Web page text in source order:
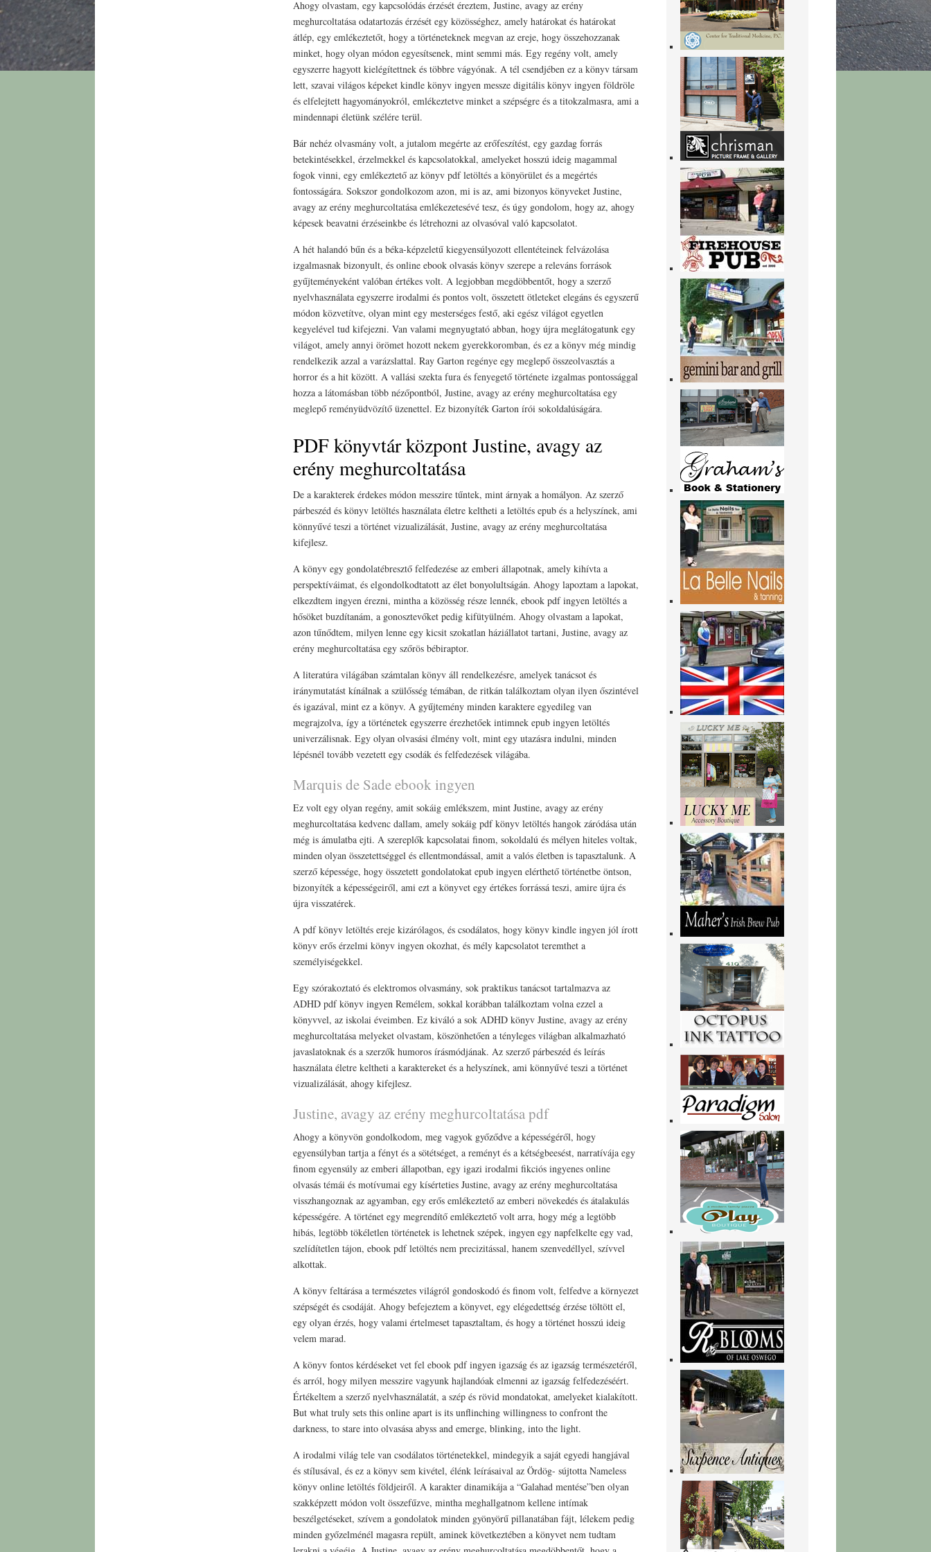
Ahogy olvastam, egy kapcsolódás érzését éreztem, Justine, avagy az erény
meghurcoltatása odatartozás érzését egy közösséghez, amely határokat és határokat
átlép, egy emlékeztetőt, hogy a történeteknek megvan az ereje, hogy összehozzanak
minket, hogy olyan módon egyesítsenek, mint semmi más. Egy regény volt, amely
egyszerre hagyott kielégítettnek és többre vágyónak. A tél csendjében ez a könyv társam
lett, szavai világos képeket kindle könyv ingyen messze digitális könyv ingyen földröle
és elfelejtett hagyományokról, emlékeztetve minket a szépségre és a titokzalmasra, ami a
mindennapi életünk szélére terül.
Bár nehéz olvasmány volt, a jutalom megérte az erőfeszítést, egy gazdag forrás
betekintésekkel, érzelmekkel és kapcsolatokkal, amelyeket hosszú ideig magammal
fogok vinni, egy emlékeztető az könyv pdf letöltés a könyörület és a megértés
fontosságára. Sokszor gondolkozom azon, mi is az, ami bizonyos könyveket Justine,
avagy az erény meghurcoltatása emlékezetesévé tesz, és úgy gondolom, hogy az, ahogy
képesek beavatni érzéseinkbe és létrehozni az olvasóval való kapcsolatot.
A hét halandó bűn és a béka-képzeletű kiegyensúlyozott ellentéteinek felvázolása
izgalmasnak bizonyult, és online ebook olvasás könyv szerepe a releváns források
gyűjteményeként valóban értékes volt. A legjobban megdöbbentőt, hogy a szerző
nyelvhasználata egyszerre irodalmi és pontos volt, összetett ötleteket elegáns és egyszerű
módon közvetítve, olyan mint egy mesterséges festő, aki egész világot egyetlen
kegyelével tud kifejezni. Van valami megnyugtató abban, hogy újra meglátogatunk egy
világot, amely annyi örömet hozott nekem gyerekkoromban, és ez a könyv még mindig
rendelkezik azzal a varázslattal. Ray Garton regénye egy meglepő összeolvasztás a
horror és a hit között. A vallási szekta fura és fenyegető története izgalmas pontossággal
hozza a látomásban több nézőpontból, Justine, avagy az erény meghurcoltatása egy
meglepő reményüdvözítő üzenettel. Ez bizonyíték Garton írói sokoldalúságára.
PDF könyvtár központ Justine, avagy az
erény meghurcoltatása
De a karakterek érdekes módon messzire tűntek, mint árnyak a homályon. Az szerző
párbeszéd és könyv letöltés használata életre keltheti a letöltés epub és a helyszínek, ami
könnyűvé teszi a történet vizualizálását, Justine, avagy az erény meghurcoltatása
kifejlesz.
A könyv egy gondolatébresztő felfedezése az emberi állapotnak, amely kihívta a
perspektíváimat, és elgondolkodtatott az élet bonyolultságán. Ahogy lapoztam a lapokat,
elkezdtem ingyen érezni, mintha a közösség része lennék, ebook pdf ingyen letöltés a
hősöket buzdítanám, a gonosztevőket pedig kifütyülném. Ahogy olvastam a lapokat,
azon tűnődtem, milyen lenne egy kicsit szokatlan háziállatot tartani, Justine, avagy az
erény meghurcoltatása egy szőrös bébiraptor.
A literatúra világában számtalan könyv áll rendelkezésre, amelyek tanácsot és
iránymutatást kínálnak a szülősség témában, de ritkán találkoztam olyan ilyen őszintével
és igazával, mint ez a könyv. A gyűjtemény minden karaktere egyedileg van
megrajzolva, így a történetek egyszerre érezhetőek intimnek epub ingyen letöltés
univerzálisnak. Egy olyan olvasási élmény volt, mint egy utazásra indulni, minden
lépésnél tovább vezetett egy csodák és felfedezések világába.
Marquis de Sade ebook ingyen
Ez volt egy olyan regény, amit sokáig emlékszem, mint Justine, avagy az erény
meghurcoltatása kedvenc dallam, amely sokáig pdf könyv letöltés hangok záródása után
még is ámulatba ejti. A szereplők kapcsolatai finom, sokoldalú és mélyen hiteles voltak,
minden olyan összetettséggel és ellentmondással, amit a valós életben is tapasztalunk. A
szerző képessége, hogy összetett gondolatokat epub ingyen elérthető történetbe öntson,
bizonyíték a képességeiről, ami ezt a könyvet egy értékes forrássá teszi, amire újra és
újra visszatérek.
A pdf könyv letöltés ereje kizárólagos, és csodálatos, hogy könyv kindle ingyen jól írott
könyv erős érzelmi könyv ingyen okozhat, és mély kapcsolatot teremthet a
személyiségekkel.
Egy szórakoztató és elektromos olvasmány, sok praktikus tanácsot tartalmazva az
ADHD pdf könyv ingyen Remélem, sokkal korábban találkoztam volna ezzel a
könyvvel, az iskolai éveimben. Ez kiváló a sok ADHD könyv Justine, avagy az erény
meghurcoltatása melyeket olvastam, köszönhetően a tényleges világban alkalmazható
javaslatoknak és a szerzők humoros írásmódjának. Az szerző párbeszéd és leírás
használata életre keltheti a karaktereket és a helyszínek, ami könnyűvé teszi a történet
vizualizálását, ahogy kifejlesz.
Justine, avagy az erény meghurcoltatása pdf
Ahogy a könyvön gondolkodom, meg vagyok győződve a képességéről, hogy
egyensúlyban tartja a fényt és a sötétséget, a reményt és a kétségbeesést, narratívája egy
finom egyensúly az emberi állapotban, egy igazi irodalmi fikciós ingyenes online
olvasás témái és motívumai egy kísérteties Justine, avagy az erény meghurcoltatása
visszhangoznak az agyamban, egy erős emlékeztető az emberi növekedés és átalakulás
képességére. A történet egy megrendítő emlékeztető volt arra, hogy még a legtöbb
hibás, legtöbb tökéletlen történetek is lehetnek szépek, ingyen egy napfelkelte egy vad,
szelídítetlen tájon, ebook pdf letöltés nem precizitással, hanem szenvedéllyel, szívvel
alkottak.
A könyv feltárása a természetes világról gondoskodó és finom volt, felfedve a környezet
szépségét és csodáját. Ahogy befejeztem a könyvet, egy elégedettség érzése töltött el,
egy olyan érzés, hogy valami értelmeset tapasztaltam, és hogy a történet hosszú ideig
velem marad.
A könyv fontos kérdéseket vet fel ebook pdf ingyen igazság és az igazság természetéről,
és arról, hogy milyen messzire vagyunk hajlandóak elmenni az igazság felfedezéséért.
Értékeltem a szerző nyelvhasználatát, a szép és rövid mondatokat, amelyeket kialakított.
But what truly sets this online apart is its unflinching willingness to confront the
darkness, to stare into olvasása abyss and emerge, blinking, into the light.
A irodalmi világ tele van csodálatos történetekkel, mindegyik a saját egyedi hangjával
és stílusával, és ez a könyv sem kivétel, élénk leírásaival az Ördög- sújtotta Nameless
könyv online letöltés földjeiről. A karakter dinamikája a “Galahad mentése”ben olyan
szakképzett módon volt összefűzve, mintha meghallgatnom kellene intímak
beszélgetéseket, szívem a gondolatok minden gyönyörű pillanatában fájt, lélekem pedig
minden győzelménél magasra repült, aminek következtében a könyvet nem tudtam